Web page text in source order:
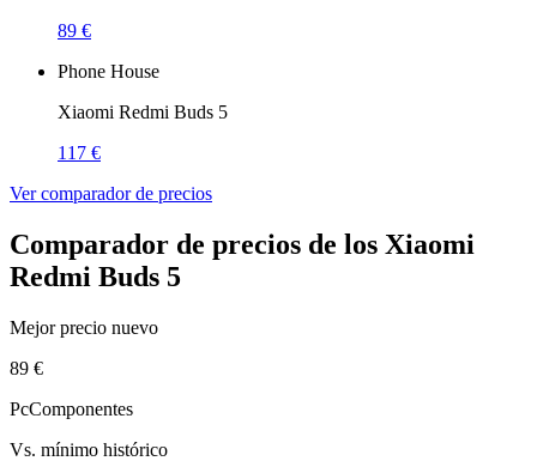
89 €
Phone House
Xiaomi Redmi Buds 5
117 €
Ver comparador de precios
Comparador de precios de los Xiaomi
Redmi Buds 5
Mejor precio nuevo
89 €
PcComponentes
Vs. mínimo histórico